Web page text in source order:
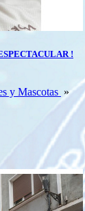
!
y Mascotas »